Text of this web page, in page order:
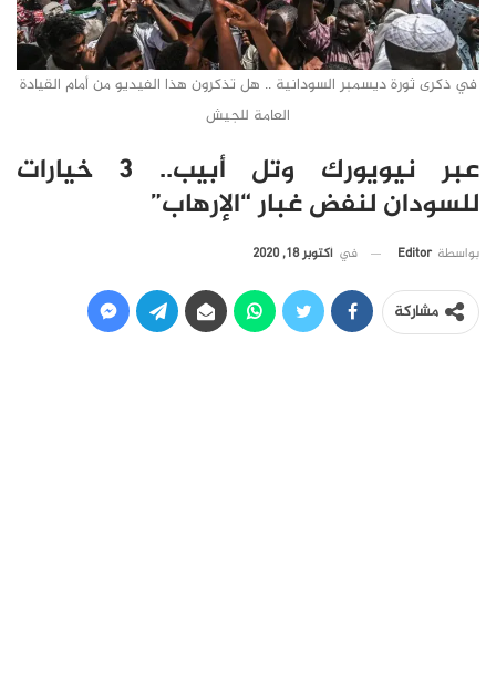
في ذكرى ثورة ديسمبر السودانية .. هل تذكرون هذا الفيديو من أمام القيادة
العامة للجيش
عبر نيويورك وتل أبيب.. 3 خيارات
للسودان لنفض غبار “الإرهاب”
بواسطة Editor في أكتوبر 18, 2020
مشاركة